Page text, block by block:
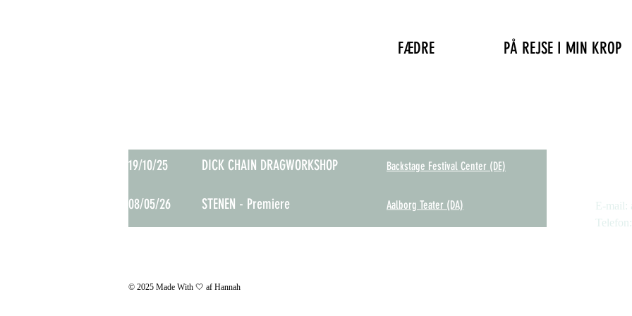
FÆDRE PÅ REJSE I MIN KROP
19/10/25 DICK CHAIN DRAGWORKSHOP Backstage Festival Center (DE)
08/05/26 STENEN - Premiere Aalborg Teater (DA)
E-mail:
© 2025 Made With 🤍​ af Hannah